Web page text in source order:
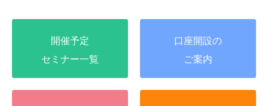
開催予定
セミナー一覧
口座開設の
ご案内